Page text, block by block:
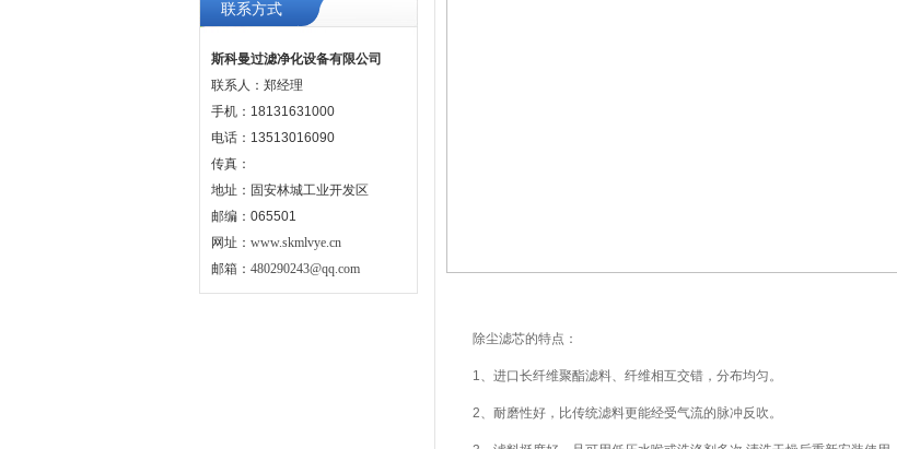
联系方式
斯科曼过滤净化设备有限公司
联系人：郑经理
手机：18131631000
电话：13513016090
传真：
地址：固安林城工业开发区
邮编：065501
网址： www.skmlvye.cn
邮箱： 480290243@qq.com
除尘滤芯的特点：
1、进口长纤维聚酯滤料、纤维相互交错，分布均匀。
2、耐磨性好，比传统滤料更能经受气流的脉冲反吹。